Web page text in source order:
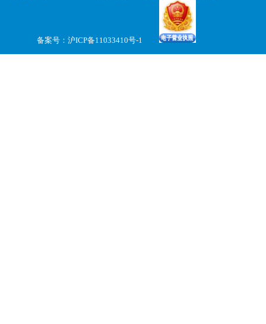
备案号： 沪ICP备11033410号-1